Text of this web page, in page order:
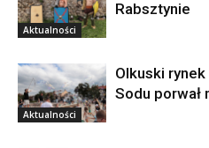
Aktualności
Rabsztynie
Aktualności
Olkuski
Sodu porwał